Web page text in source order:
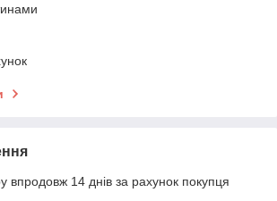
впродовж 14 днів за рахунок покупця